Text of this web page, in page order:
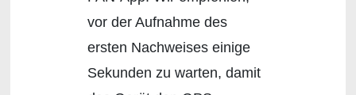
vor der Aufnahme des
ersten Nachweises einige
Sekunden zu warten, damit